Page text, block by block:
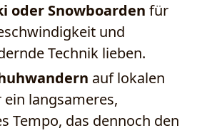
oder Snowboarden für
und
Technik lieben.
auf lokalen
langsameres,
Tempo, das dennoch den